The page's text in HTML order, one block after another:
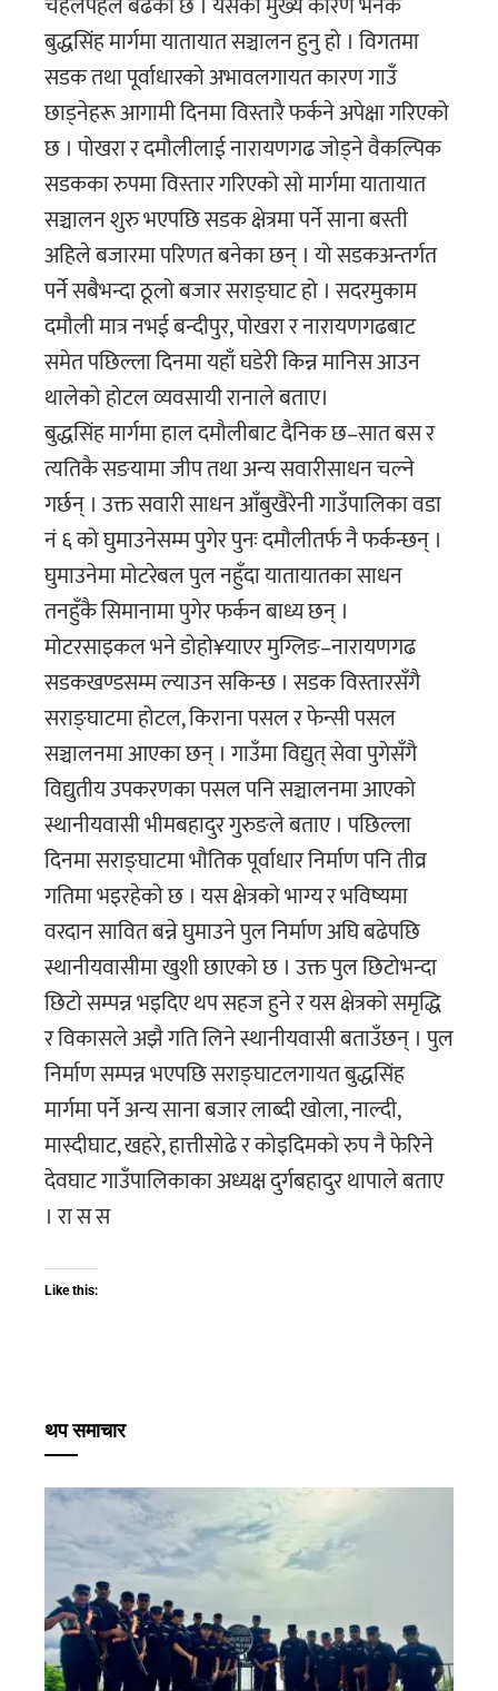
बुद्धसिंह मार्गमा यातायात सञ्चालन हुनु हो । विगतमा
सडक तथा पूर्वाधारको अभावलगायत कारण गाउँ
छाड्नेहरू आगामी दिनमा विस्तारै फर्कने अपेक्षा गरिएको
छ । पोखरा र दमौलीलाई नारायणगढ जोड्ने वैकल्पिक
सडकका रुपमा विस्तार गरिएको सो मार्गमा यातायात
सञ्चालन शुरु भएपछि सडक क्षेत्रमा पर्ने साना बस्ती
अहिले बजारमा परिणत बनेका छन् । यो सडकअन्तर्गत
पर्ने सबैभन्दा ठूलो बजार सराङ्घाट हो । सदरमुकाम
दमौली मात्र नभई बन्दीपुर, पोखरा र नारायणगढबाट
समेत पछिल्ला दिनमा यहाँ घडेरी किन्न मानिस आउन
थालेको होटल व्यवसायी रानाले बताए।
बुद्धसिंह मार्गमा हाल दमौलीबाट दैनिक छ–सात बस र
त्यतिकै सङयामा जीप तथा अन्य सवारीसाधन चल्ने
गर्छन् । उक्त सवारी साधन आँबुखैरेनी गाउँपालिका वडा
नं ६ को घुमाउनेसम्म पुगेर पुनः दमौलीतर्फ नै फर्कन्छन् ।
घुमाउनेमा मोटरेबल पुल नहुँदा यातायातका साधन
तनहुँकै सिमानामा पुगेर फर्कन बाध्य छन् ।
मोटरसाइकल भने डोहो¥याएर मुग्लिङ–नारायणगढ
सडकखण्डसम्म ल्याउन सकिन्छ । सडक विस्तारसँगै
सराङ्घाटमा होटल, किराना पसल र फेन्सी पसल
सञ्चालनमा आएका छन् । गाउँमा विद्युत् सेवा पुगेसँगै
विद्युतीय उपकरणका पसल पनि सञ्चालनमा आएको
स्थानीयवासी भीमबहादुर गुरुङले बताए । पछिल्ला
दिनमा सराङ्घाटमा भौतिक पूर्वाधार निर्माण पनि तीव्र
गतिमा भइरहेको छ । यस क्षेत्रको भाग्य र भविष्यमा
वरदान सावित बन्ने घुमाउने पुल निर्माण अघि बढेपछि
स्थानीयवासीमा खुशी छाएको छ । उक्त पुल छिटोभन्दा
छिटो सम्पन्न भइदिए थप सहज हुने र यस क्षेत्रको समृद्धि
र विकासले अझै गति लिने स्थानीयवासी बताउँछन् । पुल
निर्माण सम्पन्न भएपछि सराङ्घाटलगायत बुद्धसिंह
मार्गमा पर्ने अन्य साना बजार लाब्दी खोला, नाल्दी,
मास्दीघाट, खहरे, हात्तीसोढे र कोइदिमको रुप नै फेरिने
देवघाट गाउँपालिकाका अध्यक्ष दुर्गबहादुर थापाले बताए
। रा स स
Like this:
थप समाचार